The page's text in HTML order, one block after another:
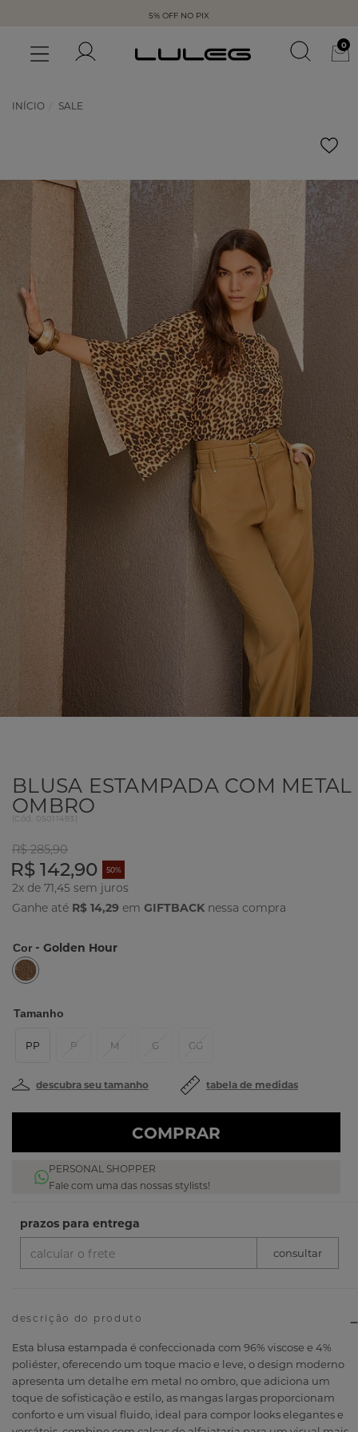
5% OFF NO PIX
0
INÍCIO SALE
BLUSA ESTAMPADA COM METAL
OMBRO
(Cód. 05011493
R$ 285,90
R$ 142,90 50%
2x de 71,45
Ganhe até R$ 14,29 em GIFTBACK nessa compra
Cor - Golden Hour
Tamanho
PP P M G GG
descubra seu tamanho tabela de medidas
COMPRAR
PERSONAL SHOPPER
Fale com uma das nossas stylists!
descrição do produto
Esta blusa estampada é confeccionada com 96% viscose e 4%
poliéster, oferecendo um toque macio e leve, o design moderno
apresenta um detalhe em metal no ombro, que adiciona um
toque de sofisticação e estilo, as mangas largas proporcionam
conforto e um visual fluido, ideal para compor looks elegantes e